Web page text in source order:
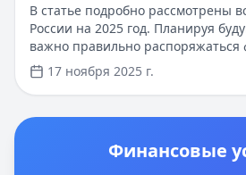
В статье подробно рассмотрены
России на 2025 год. Планируя
важно правильно
сейчас. Вы можете получить
онлайн за 15 минут, без справок и
Первый займ доступен по ставке
погашении.
17 ноября 2025 г.
Финансовые